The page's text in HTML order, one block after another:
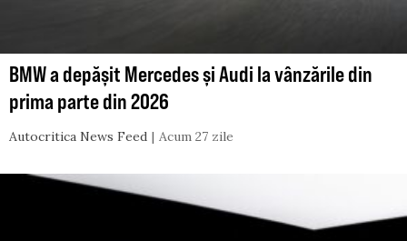
BMW a depășit Mercedes și Audi la vânzările din
prima parte din 2026
Autocritica News Feed Acum 27 zile